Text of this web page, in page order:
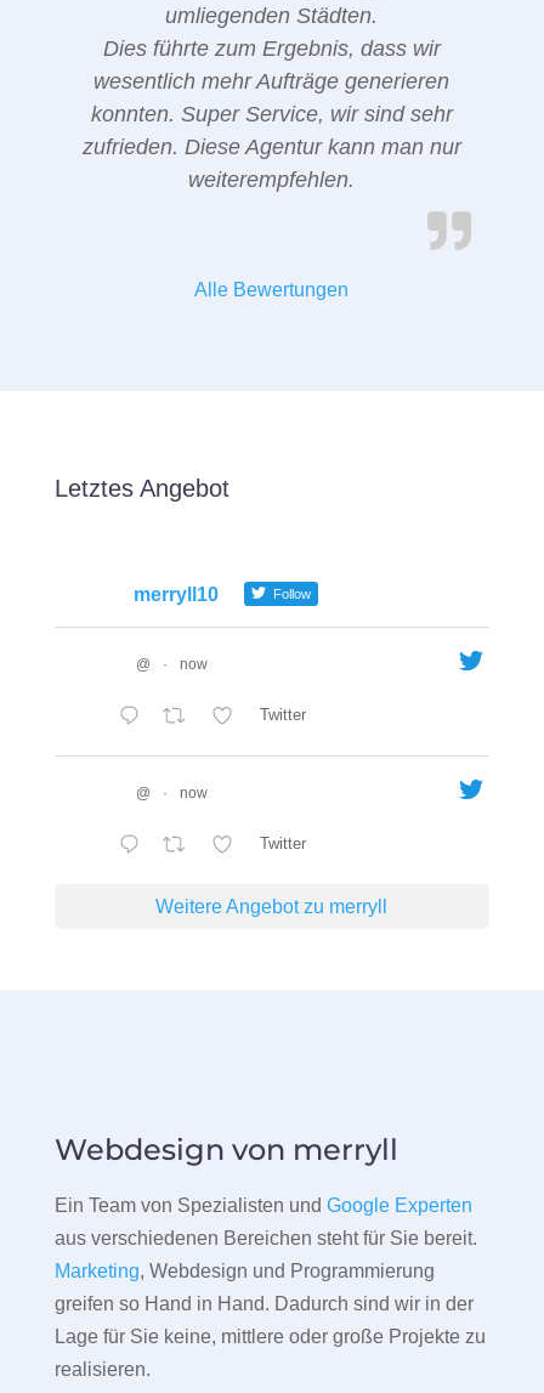
umliegenden Städten.
Dies führte zum Ergebnis, dass wir
wesentlich mehr Aufträge generieren
konnten. Super Service, wir sind sehr
zufrieden. Diese Agentur kann man nur
weiterempfehlen.
Alle Bewertungen
Letztes Angebot
merryll10 Follow
@ · now
Twitter
@ · now
Twitter
Weitere Angebot zu merryll
Webdesign von merryll
Ein Team von Spezialisten und Google Experten
aus verschiedenen Bereichen steht für Sie bereit.
Marketing, Webdesign und Programmierung
greifen so Hand in Hand. Dadurch sind wir in der
Lage für Sie keine, mittlere oder große Projekte zu
realisieren.